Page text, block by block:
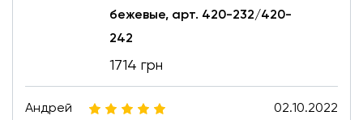
бежевые, арт. 420-232/420-
242
1714 грн
Андрей 02.10.2022